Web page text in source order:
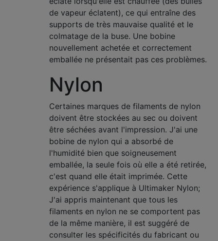
de vapeur éclatent), ce qui entraîne des
supports de très mauvaise qualité et le
colmatage de la buse. Une bobine
nouvellement achetée et correctement
emballée ne présentait pas ces problèmes.
Nylon
Certaines marques de filaments de nylon
doivent être stockées au sec ou doivent
être séchées avant l'impression. J'ai une
bobine de nylon qui a absorbé de
l'humidité bien que soigneusement
emballée, la seule fois où elle a été retirée,
c'est quand elle était imprimée. Cette
expérience s'applique à Ultimaker Nylon;
J'ai appris maintenant que tous les
filaments en nylon ne se comportent pas
de la même manière, il est suggéré de
consulter les spécificités du fabricant ou